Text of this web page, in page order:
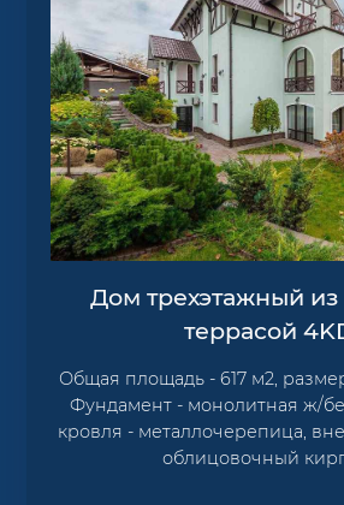
Дом трехэтажный из
террасой
Общая площадь - 617 м2, размер
Фундамент - монолитная ж/
кровля - металлочерепица,
облицовочный